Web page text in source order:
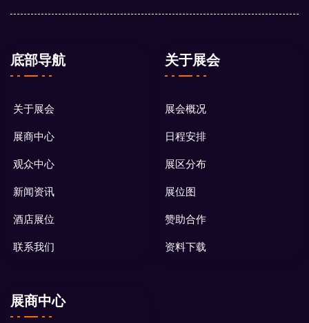
底部导航
关于展会
展商中心
观众中心
新闻资讯
酒店展位
联系我们
关于展会
展会概况
日程安排
展区分布
展位图
赞助合作
资料下载
展商中心